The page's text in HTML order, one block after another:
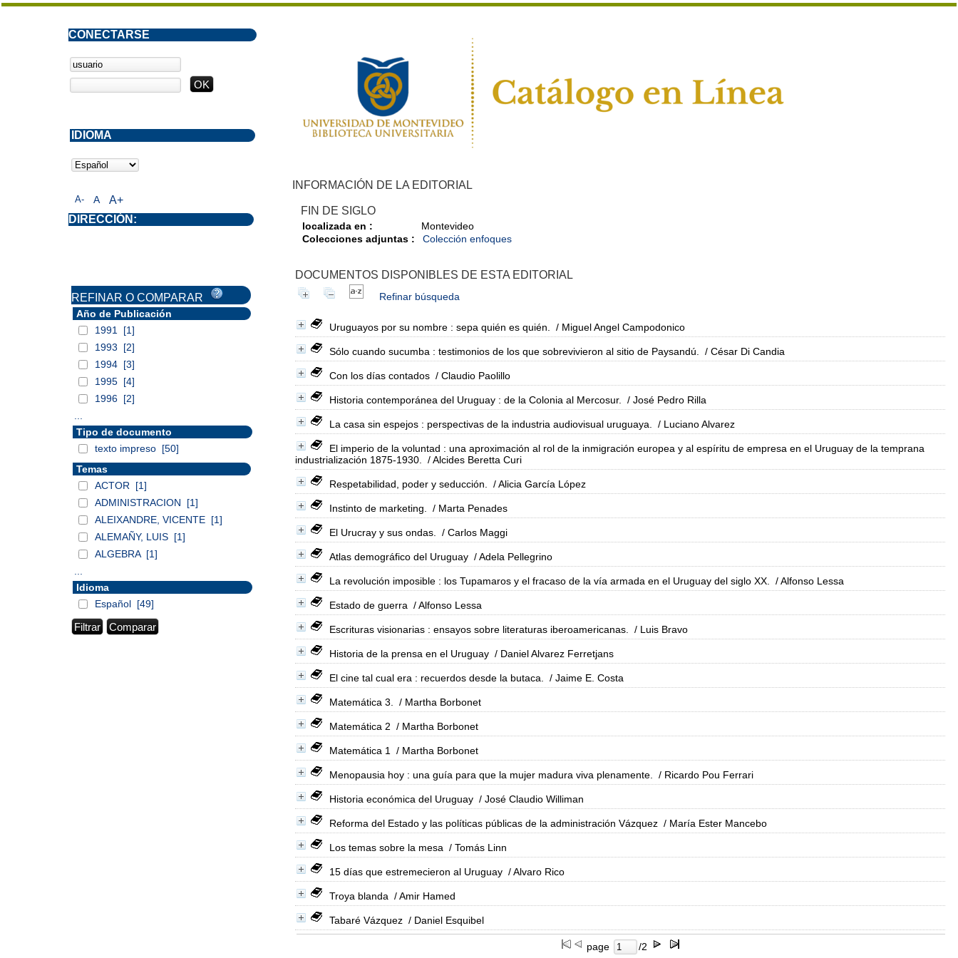
INFORMACIÓN DE LA EDITORIAL
FIN DE SIGLO
localizada en :
Montevideo
Colecciones adjuntas :
Colección enfoques
DOCUMENTOS DISPONIBLES DE ESTA EDITORIAL
Refinar búsqueda
Uruguayos por su nombre : sepa quién es quién. / Miguel Angel Campodonico
Sólo cuando sucumba : testimonios de los que sobrevivieron al sitio de Paysandú. / César Di Candia
Con los días contados / Claudio Paolillo
Historia contemporánea del Uruguay : de la Colonia al Mercosur. / José Pedro Rilla
La casa sin espejos : perspectivas de la industria audiovisual uruguaya. / Luciano Alvarez
El imperio de la voluntad : una aproximación al rol de la inmigración europea y al espíritu de empresa en el Uruguay de la temprana
industrialización 1875-1930.
/ Alcides Beretta Curi
Respetabilidad, poder y seducción. / Alicia García López
Instinto de marketing. / Marta Penades
El Urucray y sus ondas. / Carlos Maggi
Atlas demográfico del Uruguay / Adela Pellegrino
La revolución imposible : los Tupamaros y el fracaso de la vía armada en el Uruguay del siglo XX. / Alfonso Lessa
Estado de guerra / Alfonso Lessa
Escrituras visionarias : ensayos sobre literaturas iberoamericanas. / Luis Bravo
Historia de la prensa en el Uruguay / Daniel Alvarez Ferretjans
El cine tal cual era : recuerdos desde la butaca. / Jaime E. Costa
Matemática 3. / Martha Borbonet
Matemática 2 / Martha Borbonet
Matemática 1 / Martha Borbonet
Menopausia hoy : una guía para que la mujer madura viva plenamente. / Ricardo Pou Ferrari
Historia económica del Uruguay / José Claudio Williman
Reforma del Estado y las políticas públicas de la administración Vázquez / María Ester Mancebo
Los temas sobre la mesa / Tomás Linn
15 días que estremecieron al Uruguay / Alvaro Rico
Troya blanda / Amir Hamed
Tabaré Vázquez / Daniel Esquibel
page /2
A- A A+
CONECTARSE
DIRECCIÓN:
IDIOMA
REFINAR O COMPARAR
Año de Publicación
1991
[1]
1993
[2]
1994 [3]
1995 [4]
1996 [2]
Tipo de documento
texto impreso [50]
Temas
ACTOR
[1]
ADMINISTRACION
[1]
ALEIXANDRE, VICENTE [1]
ALEMAÑY, LUIS [1]
ALGEBRA [1]
Idioma
Español [49]